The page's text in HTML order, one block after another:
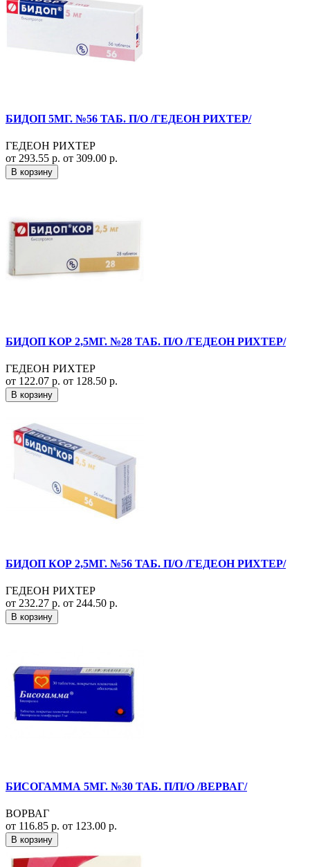
БИДОП 5МГ. №56 ТАБ. П/О /ГЕДЕОН РИХТЕР/
ГЕДЕОН РИХТЕР
от 293.55 р. от 309.00 р.
В корзину
БИДОП КОР 2,5МГ. №28 ТАБ. П/О /ГЕДЕОН РИХТЕР/
ГЕДЕОН РИХТЕР
от 122.07 р. от 128.50 р.
В корзину
БИДОП КОР 2,5МГ. №56 ТАБ. П/О /ГЕДЕОН РИХТЕР/
ГЕДЕОН РИХТЕР
от 232.27 р. от 244.50 р.
В корзину
БИСОГАММА 5МГ. №30 ТАБ. П/П/О /ВЕРВАГ/
ВОРВАГ
от 116.85 р. от 123.00 р.
В корзину